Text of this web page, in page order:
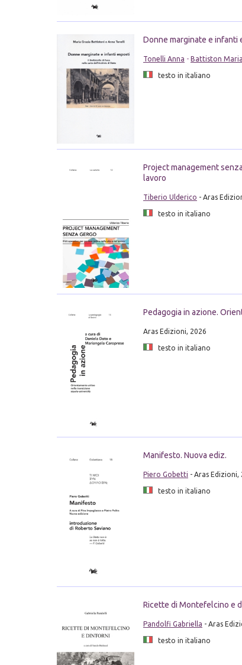
Donne marginate e infanti
Tonelli Anna - Battiston
testo in italiano
Project management
lavoro
Tiberio Ulderico - Aras
testo in italiano
Pedagogia in azione.
Aras Edizioni, 2026
testo in italiano
Manifesto. Nuova ediz.
Piero Gobetti - Aras Edizioni,
testo in italiano
Ricette di Montefelcino e
Pandolfi Gabriella - Aras
testo in italiano